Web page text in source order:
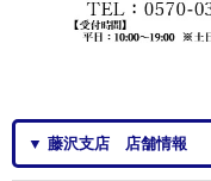
▼ 藤沢支店 店舗情報